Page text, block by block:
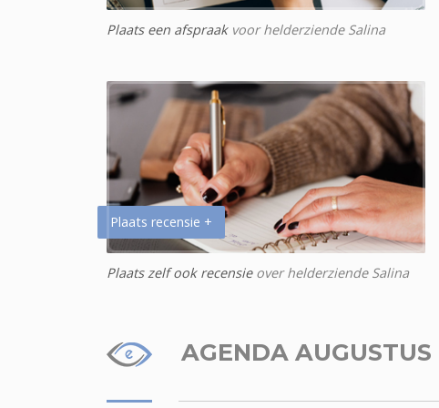
Plaats een afspraakvoor helderziende Salina
Plaats recensie +
Plaats zelf ook recensieover helderziende Salina
AGENDA AUGUSTUS